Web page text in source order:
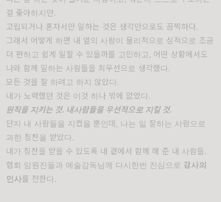
걸 좋아하지만.
고립되거나 혼자서만 일하는 것은 생각만으로도 끔찍하다.
그래서 어떻게 하면 내 옆의 사람이 물리적으로 심적으로 조금
더 편하고 쉽게 일할 수 있을까를 고민하고, 어떤 상황에서도
나와 함께 일하는 사람들을 최우선으로 생각했다.
모든 것을 잘 하려고 하지 않았다.
내가 노력했던 것은 이것 하나 밖에 없었다.
원칙을 지키는 것. 내사람들을 우선적으로 지킬 것.
단지 내 사람들을 지켰을 뿐인데, 나는 일 잘하는 사람으로
과한 칭찬을 받았다.
내가 칭찬을 받을 수 있도록 내 곁에서 함께 해 준 내 사람들.
협회 임원진들과 예술감독님께 다시한번 진심으로 감사의
인사를 전한다.